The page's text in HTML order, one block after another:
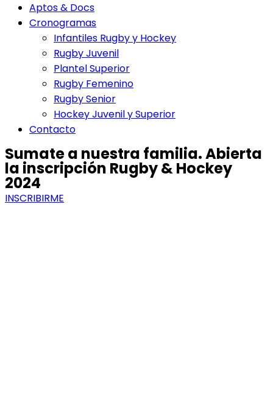
Aptos & Docs
Cronogramas
Infantiles Rugby y Hockey
Rugby Juvenil
Plantel Superior
Rugby Femenino
Rugby Senior
Hockey Juvenil y Superior
Contacto
Sumate a nuestra familia. Abierta
la inscripción Rugby & Hockey
2024
INSCRIBIRME